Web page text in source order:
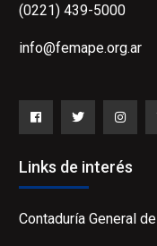
(0221) 439-5000
info@femape.org.ar
Links de interés
Contaduría General